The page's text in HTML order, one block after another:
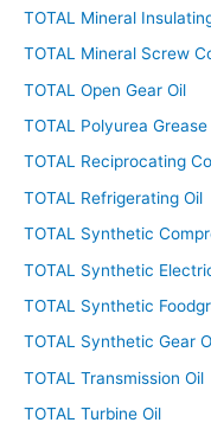
TOTAL Mineral
TOTAL Mineral Screw
TOTAL Open Gear Oil
TOTAL Polyurea
TOTAL Reciprocating
TOTAL Refrigerating Oil
TOTAL Synthetic
TOTAL Synthetic
TOTAL Synthetic
TOTAL Synthetic Gear
TOTAL Transmission Oil
TOTAL Turbine Oil